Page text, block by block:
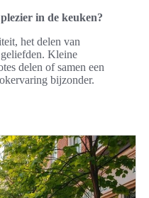
in de keuken?
het delen van
Kleine
delen of samen een
bijzonder.